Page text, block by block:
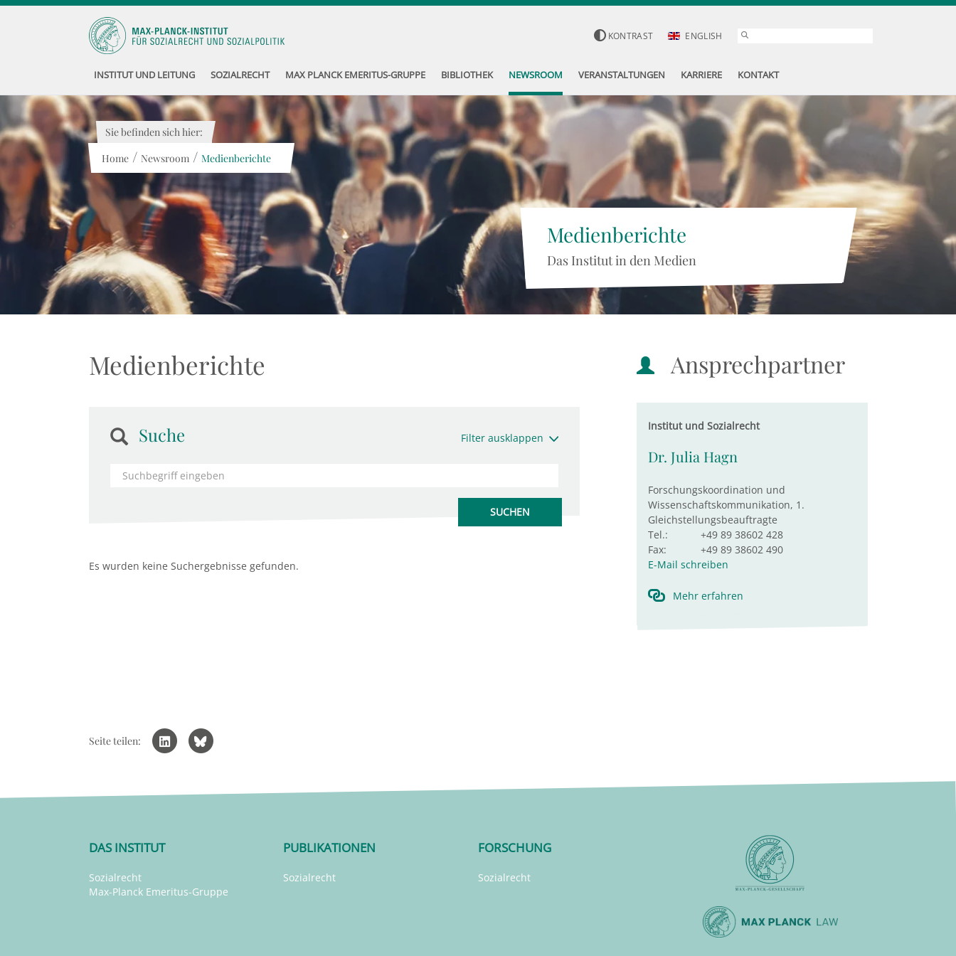
KONTRAST ENGLISH
INSTITUT UND LEITUNG SOZIALRECHT MAX PLANCK EMERITUS-GRUPPE BIBLIOTHEK NEWSROOM VERANSTALTUNGEN KARRIERE KONTAKT
Medienberichte
Das Institut in den Medien
Sie befinden sich hier:
Home / Newsroom / Medienberichte
Medienberichte
Suche Filter ausklappen
Es wurden keine Suchergebnisse gefunden.
Ansprechpartner
Institut und Sozialrecht
Dr. Julia Hagn
Forschungskoordination und
Wissenschaftskommunikation, 1.
Gleichstellungsbeauftragte
Tel.:
+49 89 38602 428
Fax:
+49 89 38602 490
E-Mail schreiben
Mehr erfahren
Seite teilen:
DAS INSTITUT
Sozialrecht
Max-Planck Emeritus-Gruppe
PUBLIKATIONEN
Sozialrecht
FORSCHUNG
Sozialrecht